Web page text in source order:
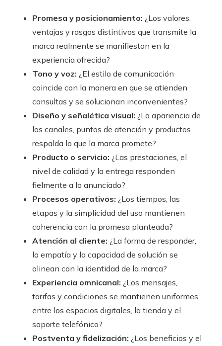
Promesa y posicionamiento: ¿Los valores,
ventajas y rasgos distintivos que transmite la
marca realmente se manifiestan en la
experiencia ofrecida?
Tono y voz: ¿El estilo de comunicación
coincide con la manera en que se atienden
consultas y se solucionan inconvenientes?
Diseño y señalética visual: ¿La apariencia de
los canales, puntos de atención y productos
respalda lo que la marca promete?
Producto o servicio: ¿Las prestaciones, el
nivel de calidad y la entrega responden
fielmente a lo anunciado?
Procesos operativos: ¿Los tiempos, las
etapas y la simplicidad del uso mantienen
coherencia con la promesa planteada?
Atención al cliente: ¿La forma de responder,
la empatía y la capacidad de solución se
alinean con la identidad de la marca?
Experiencia omnicanal: ¿Los mensajes,
tarifas y condiciones se mantienen uniformes
entre los espacios digitales, la tienda y el
soporte telefónico?
Postventa y fidelización: ¿Los beneficios y el